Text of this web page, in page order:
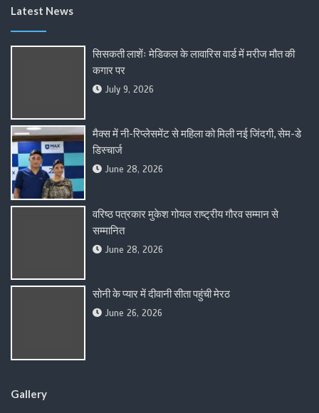
Latest News
सिसकती लाशेंः मेडिकल के लावारिस वार्ड में मरीज मौत की
कगार पर
July 9, 2026
मैक्स में नी-रिप्लेसमेंट से महिला को मिली नई जिंदगी, सेम-डे
डिस्चार्ज
June 28, 2026
वरिष्ठ पत्रकार मुकेश गोयल राष्ट्रीय गौरव सम्मान से
सम्मानित
June 28, 2026
सोनी के प्यार में दीवानी सीता पहुंची मेरठ
June 26, 2026
Gallery